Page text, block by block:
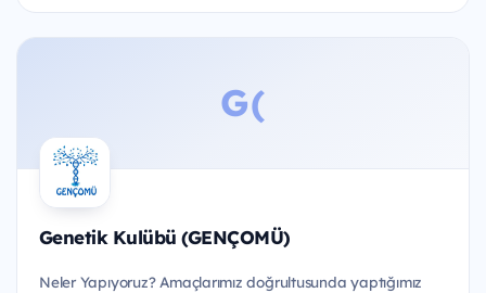
G(
Genetik Kulübü (GENÇOMÜ)
Neler Yapıyoruz? Amaçlarımız doğrultusunda yaptığımız